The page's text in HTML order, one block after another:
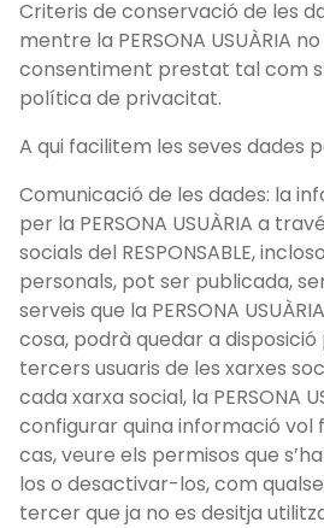
Criteris de conservació de les
mentre la PERSONA USUÀRIA
consentiment prestat tal com
política de privacitat.
A qui facilitem les seves dades
Comunicació de les dades: la
per la PERSONA USUÀRIA a
socials del RESPONSABLE,
personals, pot ser publicada,
serveis que la PERSONA
cosa, podrà quedar a disposició
tercers usuaris de les xarxes
cada xarxa social, la PERSONA
configurar quina informació vol
cas, veure els permisos que
los o desactivar-los, com
tercer que ja no es desitja